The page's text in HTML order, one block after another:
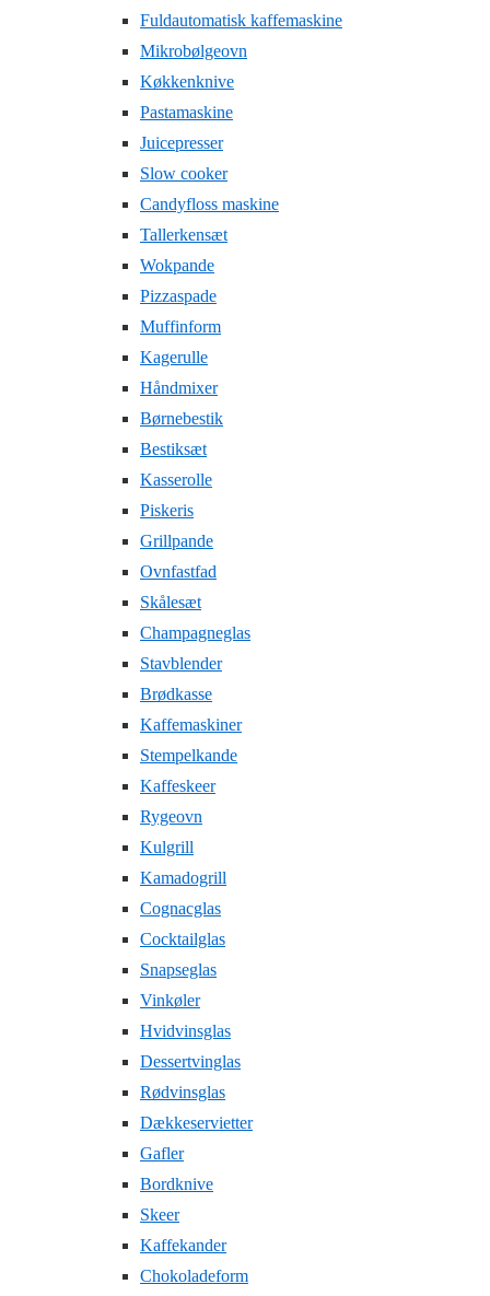
Fuldautomatisk kaffemaskine
Mikrobølgeovn
Køkkenknive
Pastamaskine
Juicepresser
Slow cooker
Candyfloss maskine
Tallerkensæt
Wokpande
Pizzaspade
Muffinform
Kagerulle
Håndmixer
Børnebestik
Bestiksæt
Kasserolle
Piskeris
Grillpande
Ovnfastfad
Skålesæt
Champagneglas
Stavblender
Brødkasse
Kaffemaskiner
Stempelkande
Kaffeskeer
Rygeovn
Kulgrill
Kamadogrill
Cognacglas
Cocktailglas
Snapseglas
Vinkøler
Hvidvinsglas
Dessertvinglas
Rødvinsglas
Dækkeservietter
Gafler
Bordknive
Skeer
Kaffekander
Chokoladeform